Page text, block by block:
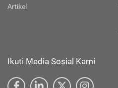
Artikel
Ikuti Media Sosial Kami